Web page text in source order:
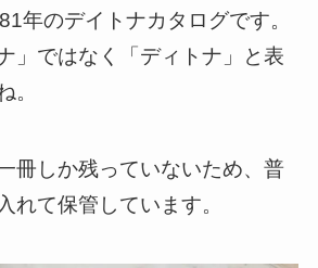
年のデイトナカタログです。
」ではなく「ディトナ」と表
。
冊しか残っていないため、普
れて保管しています。